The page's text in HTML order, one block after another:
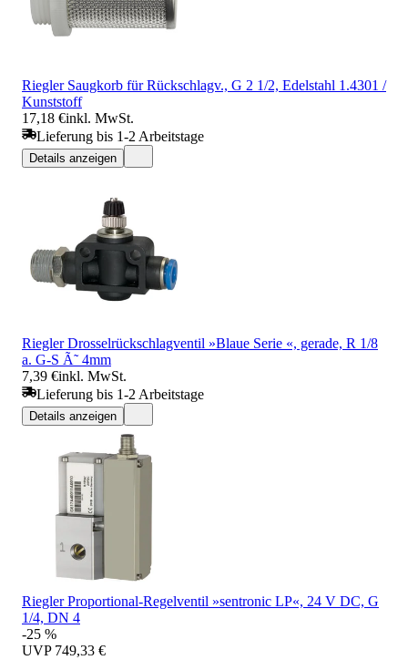
Riegler Saugkorb für Rückschlagv., G 2 1/2, Edelstahl 1.4301 /
Kunststoff
17,18 €inkl. MwSt.
Lieferung bis 1-2 Arbeitstage
Details anzeigen
Riegler Drosselrückschlagventil »Blaue Serie «, gerade, R 1/8
a. G-S Ã˜ 4mm
7,39 €inkl. MwSt.
Lieferung bis 1-2 Arbeitstage
Details anzeigen
Riegler Proportional-Regelventil »sentronic LP«, 24 V DC, G
1/4, DN 4
-25 %
UVP 749,33 €